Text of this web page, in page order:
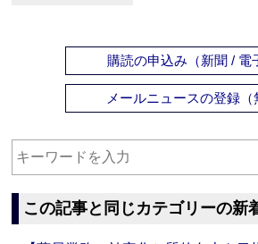
購読の申込み（新聞 / 電
メールニュースの登録（
この記事と同じカテゴリーの新